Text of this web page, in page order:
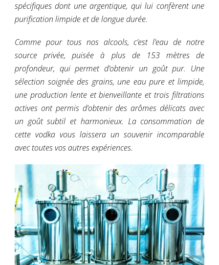
spécifiques dont une argentique, qui lui confèrent une
purification limpide et de longue durée.
Comme pour tous nos alcools, c’est l’eau de notre
source privée, puisée à plus de 153 mètres de
profondeur, qui permet d’obtenir un goût pur. Une
sélection soignée des grains, une eau pure et limpide,
une production lente et bienveillante et trois filtrations
actives ont permis d’obtenir des arômes délicats avec
un goût subtil et harmonieux. La consommation de
cette vodka vous laissera un souvenir incomparable
avec toutes vos autres expériences.